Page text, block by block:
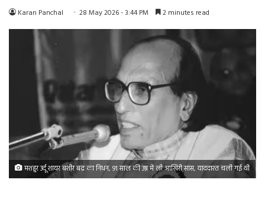
Karan Panchal 28 May 2026 - 3:44 PM 2 minutes read
मशहूर उर्दू शायर बशीर बद्र का निधन, 91 साल की उम्र में ली आखिरी सांस, याददाश्त चली गई थी